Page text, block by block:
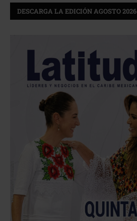
DESCARGA LA EDICIÓN AGOSTO 2026